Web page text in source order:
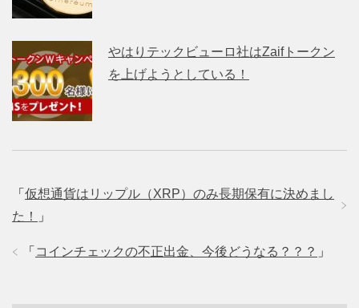
やはりテックビューロ社はZaifトークン
を上げようとしている！
「 仮想通貨はリップル（XRP）のみ長期保有に決めまし
た！
」
「 コインチェックの不正出金、今後どうなる？？？ 」